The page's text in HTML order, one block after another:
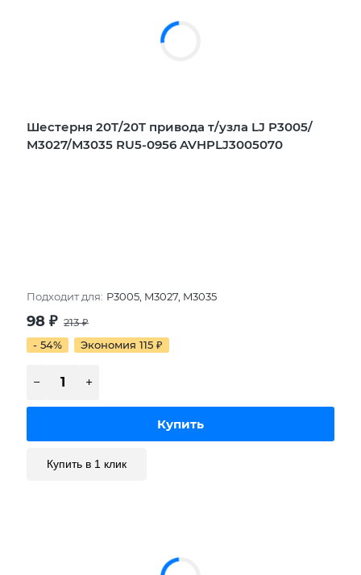
Шестерня 20T/20T привода т/узла LJ P3005/
М3027/М3035 RU5-0956 AVHPLJ3005070
Подходит для: P3005, M3027, M3035
98 ₽ 213₽
- 54%
Экономия 115 ₽
Купить в 1 клик